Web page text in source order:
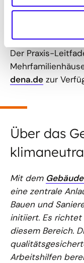
Mieterschaft mit
Kommunikation
Der Praxis-
dena.de zur
Über das
Mit dem
eine zentrale
Bauen und
initiiert. Es richtet
diesem Bereich.
Arbeitshilfen